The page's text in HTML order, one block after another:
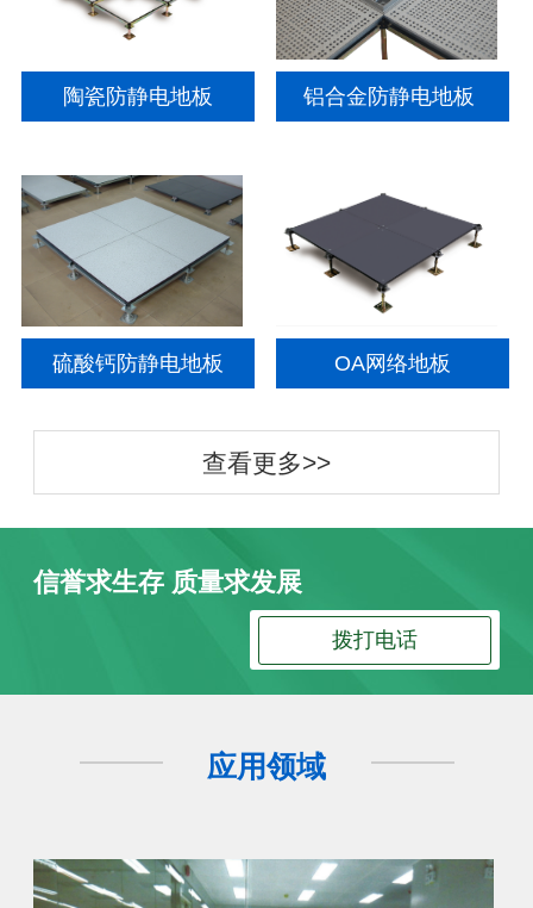
陶瓷防静电地板 铝合金防静电地板
硫酸钙防静电地板 OA网络地板
查看更多>>
信誉求生存 质量求发展
拨打电话
应用领域
防静电地板